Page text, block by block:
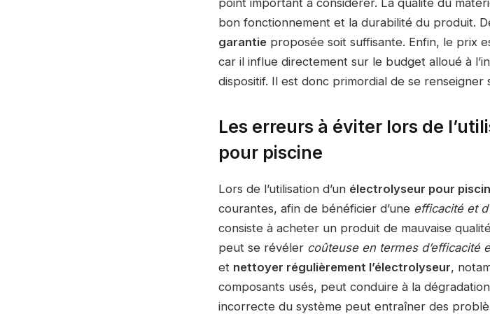
bon fonctionnement et la durabilité du produit.
garantie proposée soit suffisante. Enfin, le prix
car il influe directement sur le budget alloué à
dispositif. Il est donc primordial de se renseigner
Les erreurs à éviter lors de
pour piscine
Lors de l’utilisation d’un électrolyseur pour
courantes, afin de bénéficier d’une efficacité et
consiste à acheter un produit de mauvaise
peut se révéler coûteuse en termes d’efficacité
et nettoyer régulièrement l’électrolyseur,
composants usés, peut conduire à la
incorrecte du système peut entraîner des